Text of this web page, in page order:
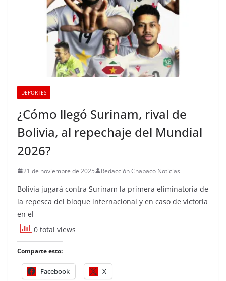
DEPORTES
¿Cómo llegó Surinam, rival de
Bolivia, al repechaje del Mundial
2026?
21 de noviembre de 2025 Redacción Chapaco Noticias
Bolivia jugará contra Surinam la primera eliminatoria de
la repesca del bloque internacional y en caso de victoria
en el
0 total views
Comparte esto:
Facebook X